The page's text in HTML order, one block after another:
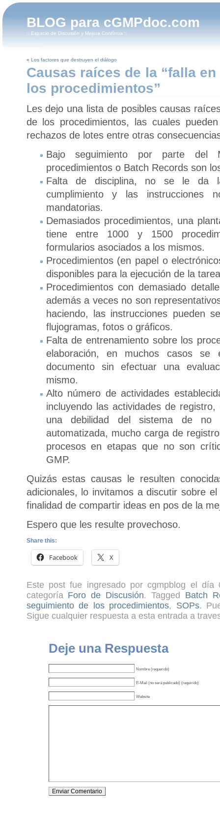
BLOG para cGMPdoc.com
:: Espacio de Discusión y Mejora Contínua ::
« Los factores que destruyen el diálogo
Causas raíces de la “falla
los procedimientos”
Les dejo una lista de posibles causas
de los procedimientos, las cuales
rechazos de lotes entre otras
Bajo seguimiento por parte del
procedimientos o Batch Records son
Falta de disciplina, no se le da
cumplimiento y las instrucciones
mandatorias.
Demasiados procedimientos, una
tiene entre 1000 y 1500
formularios asociados a los mismos.
Procedimientos (en papel o
disponibles para la ejecución de la
Procedimientos con demasiado
además a veces no son
haciendo, las instrucciones pueden
flujogramas, fotos o gráficos.
Falta de entrenamiento sobre los
elaboración, en muchos casos
documento sin efectuar una
mismo.
Alto número de actividades
incluyendo las actividades de
una debilidad del sistema de
automatizada, mucho carga de
procesos en etapas que no son
GMP.
Quizás estas causas le resulten
adicionales, lo invitamos a discutir sobre
finalidad de compartir ideas en pos de la
Espero que les resulte provechoso.
Share this:
Facebook X
Este post fue ingresado por cgmpblog el
categoría Foro de Discusión. Tagged Batch
seguimiento de los procedimientos, SOPs.
Sigue cualquier respuesta a esta entrada a
Deje una Respuesta
Nombre (requerido)
E-Mail (no será publicado) (requirido)
Website